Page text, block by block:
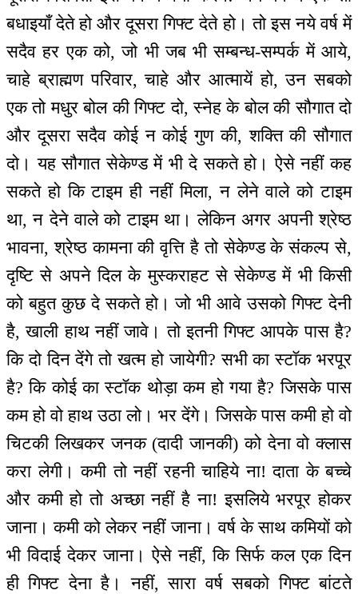
बधाइयाँ देते हो और दूसरा गिफ्ट देते हो। तो इस नये वर्ष में
सदैव हर एक को, जो भी जब भी सम्बन्ध-सम्पर्क में आये,
चाहे ब्राह्मण परिवार, चाहे और आत्मायें हो, उन सबको
एक तो मधुर बोल की गिफ्ट दो, स्नेह के बोल की सौगात दो
और दूसरा सदैव कोई न कोई गुण की, शक्ति की सौगात
दो। यह सौगात सेकेण्ड में भी दे सकते हो। ऐसे नहीं कह
सकते हो कि टाइम ही नहीं मिला, न लेने वाले को टाइम
था, न देने वाले को टाइम था। लेकिन अगर अपनी श्रेष्ठ
भावना, श्रेष्ठ कामना की वृत्ति है तो सेकेण्ड के संकल्प से,
दृष्टि से अपने दिल के मुस्कराहट से सेकेण्ड में भी किसी
को बहुत कुछ दे सकते हो। जो भी आवे उसको गिफ्ट देनी
है, खाली हाथ नहीं जावे। तो इतनी गिफ्ट आपके पास है?
कि दो दिन देंगे तो खत्म हो जायेगी? सभी का स्टॉक भरपूर
है? कि कोई का स्टॉक थोड़ा कम हो गया है? जिसके पास
कम हो वो हाथ उठा लो। भर देंगे। जिसके पास कमी हो वो
चिटकी लिखकर जनक (दादी जानकी) को देना वो क्लास
करा लेगी। कमी तो नहीं रहनी चाहिये ना! दाता के बच्चे
और कमी हो तो अच्छा नहीं है ना! इसलिये भरपूर होकर
जाना। कमी को लेकर नहीं जाना। वर्ष के साथ कमियों को
भी विदाई देकर जाना। ऐसे नहीं, कि सिर्फ कल एक दिन
ही गिफ्ट देना है। नहीं, सारा वर्ष सबको गिफ्ट बांटते